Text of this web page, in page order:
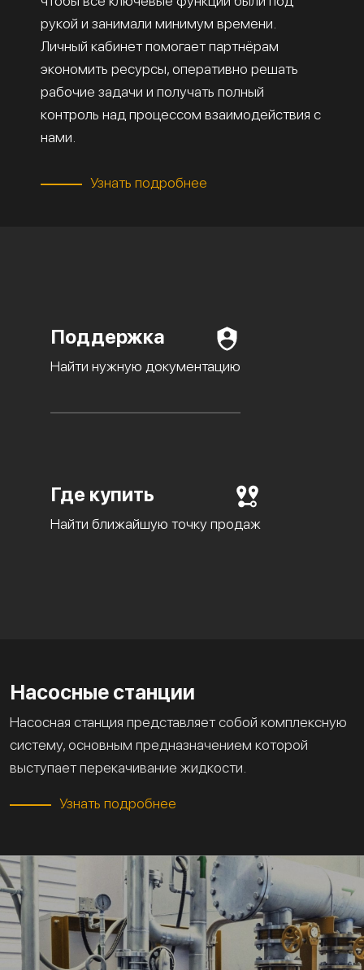
рукой и занимали минимум времени.
Личный кабинет помогает партнёрам
экономить ресурсы, оперативно решать
рабочие задачи и получать полный
контроль над процессом взаимодействия с
нами.
Узнать подробнее
Поддержка
Найти нужную документацию
Где купить
Найти ближайшую точку продаж
Насосные станции
Насосная станция представляет собой комплексную
систему, основным предназначением которой
выступает перекачивание жидкости.
Узнать подробнее